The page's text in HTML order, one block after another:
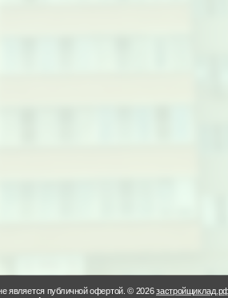
является публичной офертой. © 2026